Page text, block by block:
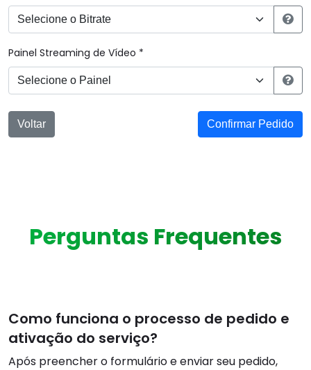
Painel Streaming de Vídeo *
Voltar Confirmar Pedido
Perguntas Frequentes
Como funciona o processo de pedido e
ativação do serviço?
Após preencher o formulário e enviar seu pedido,